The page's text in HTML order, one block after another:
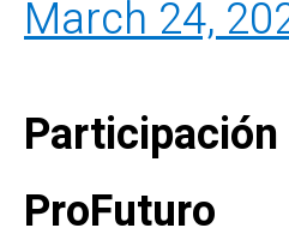
March 24,
Participación
ProFuturo